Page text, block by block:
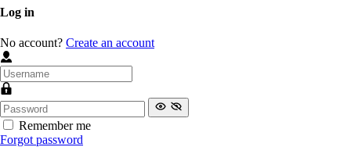
Log in
No account? Create an account
Remember me
Forgot password